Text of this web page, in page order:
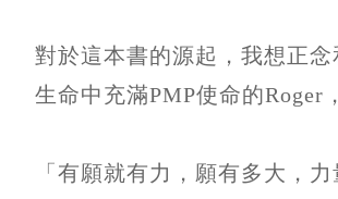
對於這本書的源起，我想正
生命中充滿PMP使命的Roger
「有願就有力，願有多大，